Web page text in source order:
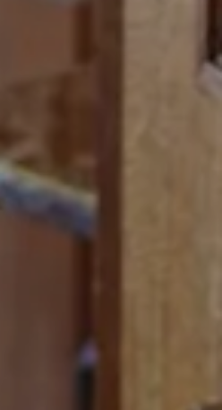
proposer la meilleure
choisir d’empêcher
'Je refuse'.